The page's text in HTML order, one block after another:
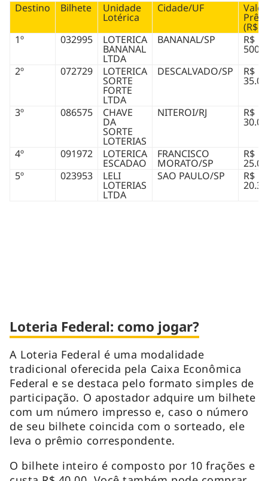
Destino Bilhete Unidade
Lotérica
Cidade/UF
(R$)
1º
032995 LOTERICA
BANANAL
LTDA
BANANAL/SP R$
2º
072729 LOTERICA
SORTE
FORTE
LTDA
DESCALVADO/SP R$
3º 086575 CHAVE
DA
SORTE
LOTERIAS
NITEROI/RJ R$
4º 091972 LOTERICA
ESCADAO
FRANCISCO
MORATO/SP
R$
5º
023953 LELI
LOTERIAS
LTDA
SAO PAULO/SP R$
Loteria Federal: como jogar?
A Loteria Federal é uma modalidade
tradicional oferecida pela Caixa Econômica
Federal e se destaca pelo formato simples de
participação. O apostador adquire um bilhete
com um número impresso e, caso o número
de seu bilhete coincida com o sorteado, ele
leva o prêmio correspondente.
O bilhete inteiro é composto por 10 frações e